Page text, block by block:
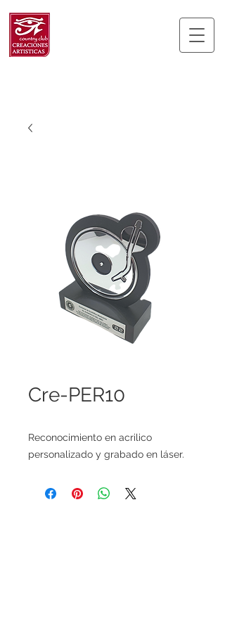
Cre-PER10
Reconocimiento en acrilico
personalizado y grabado en láser.